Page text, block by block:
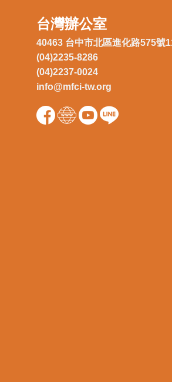
台灣辦公室
40463 台中市北區進化路575號
(04)2235-8286
(04)2237-0024
info@mfci-tw.org